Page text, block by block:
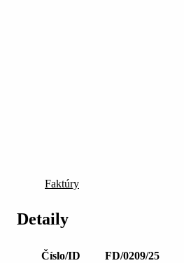
Faktúry
Detaily
Číslo/ID
FD/0209/25